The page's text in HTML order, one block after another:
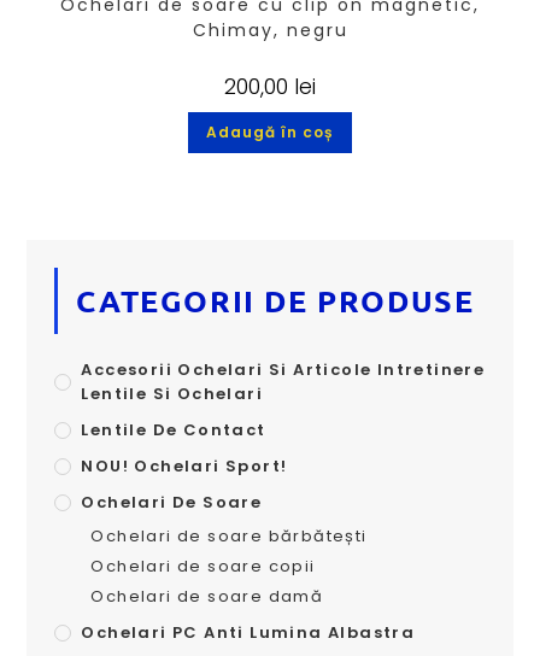
Chimay, negru
200,00 lei
Adaugă în coș
CATEGORII DE PRODUSE
Accesorii Ochelari Si Articole Intretinere
Lentile Si Ochelari
Lentile De Contact
NOU! Ochelari Sport!
Ochelari De Soare
Ochelari de soare bărbătești
Ochelari de soare copii
Ochelari de soare damă
Ochelari PC Anti Lumina Albastra